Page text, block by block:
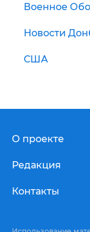
Военное
Новости
США
О проекте
Редакция
Контакты